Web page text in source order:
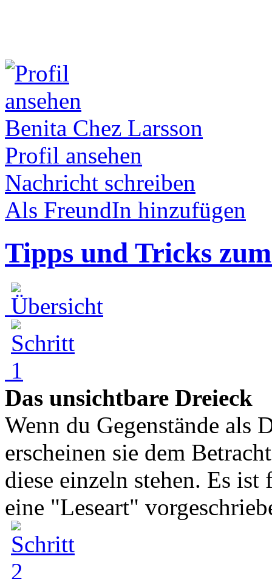
Benita Chez Larsson
Profil ansehen
Nachricht schreiben
Als FreundIn hinzufügen
Tipps und Tricks
Das unsichtbare Dreieck
Wenn du Gegenstände als
erscheinen sie dem
diese einzeln stehen. Es
eine "Leseart"